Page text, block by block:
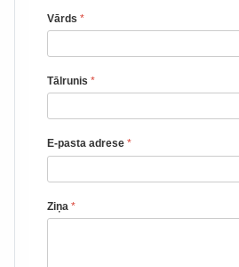
Vārds *
Tālrunis *
E-pasta adrese *
Ziņa *